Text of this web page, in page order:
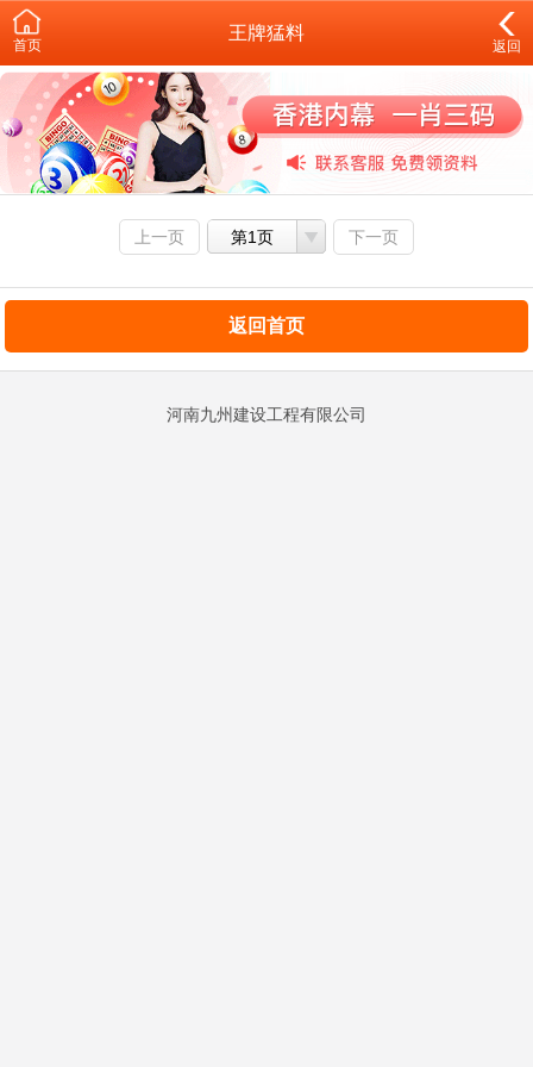
首页
王牌猛料
返回
上一页 第1页 下一页
返回首页
河南九州建设工程有限公司